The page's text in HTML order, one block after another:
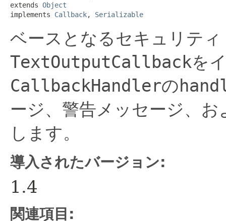
extends Object
implements Callback, Serializable
ベースとなるセキュリテ
TextOutputCallbackを
CallbackHandlerの
ージ、警告メッセージ、
します。
導入されたバージョン:
1.4
関連項目: